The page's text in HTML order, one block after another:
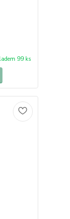
99 ks